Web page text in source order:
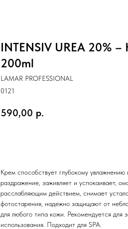
INTENSIV UREA 20%
200ml
LAMAR PROFESSIONAL
0121
590,00 р.
Крем способствует глубокому
раздражение, заживляет и успокаивает,
расслабляющим действием, снимает
фотостарения, надежно защищают от
для любого типа кожи. Рекомендуется
использования. Подходит для SPA.